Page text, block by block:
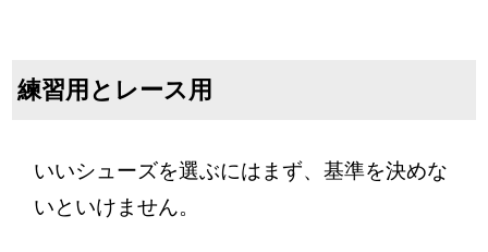
練習用とレース用
いいシューズを選ぶにはまず、基準を決めな
いといけません。